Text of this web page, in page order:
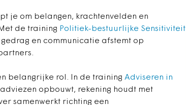
je om belangen, krachtenvelden en
de training Politiek-bestuurlijke Sensitiviteit
en communicatie afstemt op
belangrijke rol. In de training Adviseren in
opbouwt, rekening houdt met
samenwerkt richting een